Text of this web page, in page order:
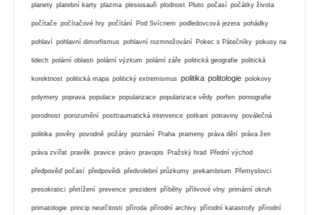
planety platební karty plazma plesiosauři plodnost Pluto počasí počátky života
počítače počítačové hry počítání Pod Svícnem podledovcová jezera pohádky
pohlaví pohlavní dimorfismus pohlavní rozmnožování Pokec s Pátečníky pokusy na
lidech polární oblasti polární výzkum polární záře politická geografie politická
korektnost politická mapa politický extremismus politika politologie polokovy
polymery poprava populace popularizace popularizace vědy porfen pornografie
porodnost porozumění posttraumatická intervence potkani potraviny poválečná
politika pověry povodně požáry poznání Praha prameny práva dětí práva žen
práva zvířat pravěk pravice právo pravopis Pražský hrad Přední východ
předpověď počasí předpovědi předvolební průzkumy prekambrium Přemyslovci
presokratici přetížení prevence prezident příběhy přílivové vlny primární okruh
primatologie princip neurčitosti příroda přírodní archivy přírodní katastrofy přírodní